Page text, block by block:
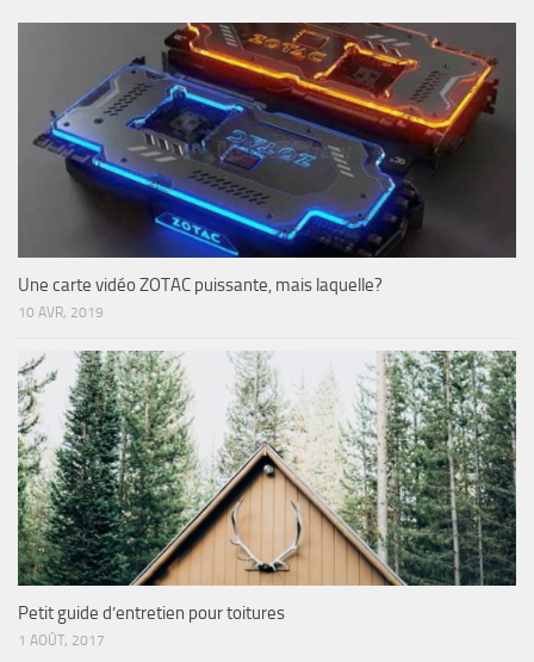
Une carte vidéo ZOTAC puissante, mais laquelle?
10 AVR, 2019
Petit guide d’entretien pour toitures
1 AOÛT, 2017